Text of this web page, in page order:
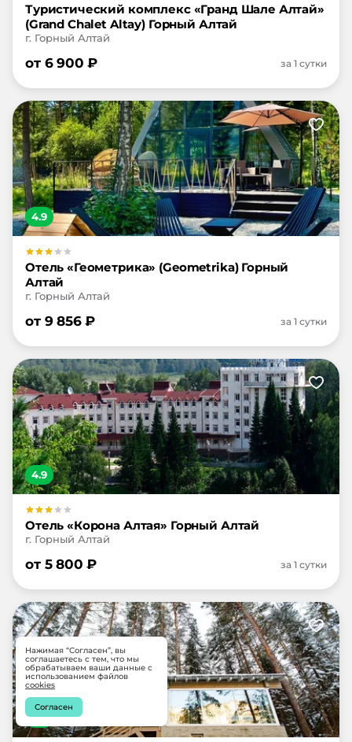
Туристический комплекс «Гранд Шале Алтай»
(Grand Chalet Altay) Горный Алтай
г. Горный Алтай
от 6 900 ₽ за 1 сутки
4.9
Отель «Геометрика» (Geometrika) Горный
Алтай
г. Горный Алтай
от 9 856₽ за 1 сутки
4.9
Отель «Корона Алтая» Горный Алтай
г. Горный Алтай
от 5 800 ₽ за 1 сутки
4.9
Нажимая “Согласен”, вы
соглашаетесь с тем, что мы
обрабатываем ваши данные с
использованием файлов
cookies
Согласен